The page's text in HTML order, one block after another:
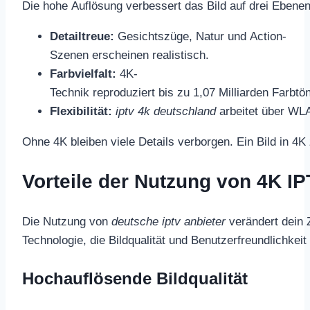
Die hohe Auflösung verbessert das Bild auf drei
Detailtreue: Gesichtszüge, Natur und Action-
Szenen erscheinen realistisch.
Farbvielfalt: 4K-
Technik reproduziert bis zu 1,07 Milliarden
Flexibilität: iptv 4k deutschlandarbeitet über
Ohne 4K bleiben viele Details verborgen. Ein Bild in
Vorteile der Nutzung von 4K
Die Nutzung von deutsche iptv anbieterverändert dein
Technologie, die Bildqualität und
Hochauflösende Bildqualität